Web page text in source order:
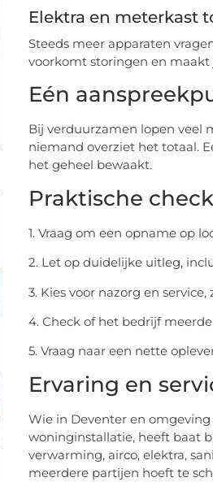
Elektra en meterkast
Steeds meer apparaten
voorkomt storingen en
Eén
Bij verduurzamen lopen veel
niemand overziet het totaal.
het geheel bewaakt.
Praktische
1. Vraag om een opname op
2. Let op duidelijke uitleg,
3. Kies voor nazorg en
4. Check of het bedrijf
5. Vraag naar een nette
Ervaring en
Wie in Deventer en
woninginstallatie, heeft baat
verwarming, airco, elektra,
meerdere partijen hoeft te